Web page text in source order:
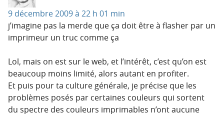
9 décembre 2009 à 22 h 01 min
j’imagine pas la merde que ça doit être à flasher par un
imprimeur un truc comme ça
Lol, mais on est sur le web, et l’intérêt, c’est qu’on est
beaucoup moins limité, alors autant en profiter.
Et puis pour ta culture générale, je précise que les
problèmes posés par certaines couleurs qui sortent
du spectre des couleurs imprimables n’ont aucune